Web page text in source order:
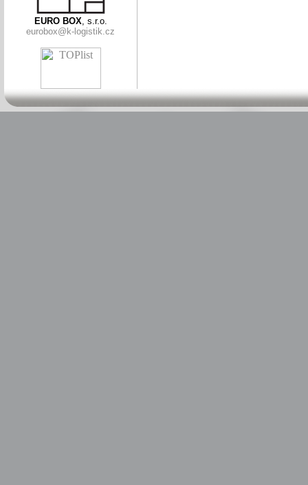
EURO BOX, s.r.o.
eurobox@k-logistik.cz